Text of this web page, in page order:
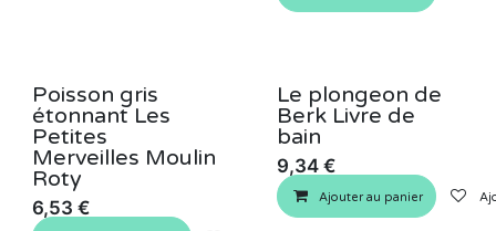
Poisson gris
étonnant Les
Petites
Merveilles Moulin
Roty
6,53 €
Le plongeon de
Berk Livre de
bain
9,34€
Ajouter au panier